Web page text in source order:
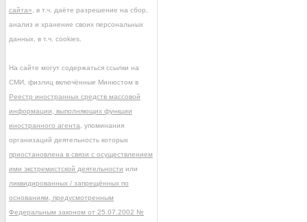
сайта» , в т.ч. даёте разрешение на сбор,
анализ и хранение своих персональных
данных, в т.ч. cookies.
На сайте могут содержаться ссылки на
СМИ, физлиц включённые Минюстом в
Реестр иностранных средств массовой
информации, выполняющих функции
иностранного агента , упоминания
организаций деятельность которых
приостановлена в связи с осуществлением
ими экстремистской деятельности или
ликвидированных / запрещённых по
основаниям, предусмотренным
Федеральным законом от 25.07.2002 №